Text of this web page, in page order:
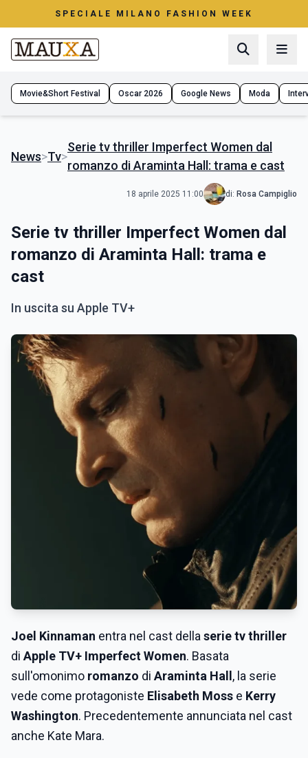
SPECIALE MILANO FASHION WEEK
Movie&Short Festival Oscar 2026 Google News Moda
News>Tv>
Serie tv thriller Imperfect Women dal
romanzo di Araminta Hall: trama e cast
18 aprile 2025 11:00 di: Rosa Campiglio
Serie tv thriller Imperfect Women dal
romanzo di Araminta Hall: trama e
cast
In uscita su Apple TV+
Joel Kinnaman entra nel cast della serie tv thriller
di Apple TV+ Imperfect Women. Basata
sull'omonimo romanzo di Araminta Hall , la serie
vede come protagoniste Elisabeth Moss e Kerry
Washington. Precedentemente annunciata nel cast
anche Kate Mara.